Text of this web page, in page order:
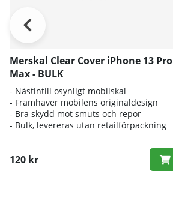
Merskal Clear Cover iPhone 13 Pro
Max - BULK
- Nästintill osynligt mobilskal
- Framhäver mobilens originaldesign
- Bra skydd mot smuts och repor
- Bulk, levereras utan retailförpackning
120 kr